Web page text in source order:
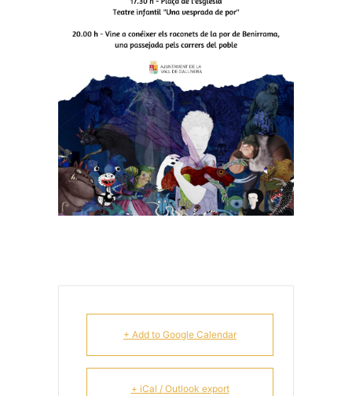
+ Add to Google Calendar
+ iCal / Outlook export